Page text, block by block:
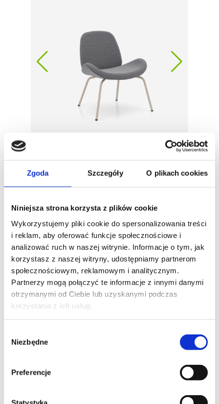
Zgoda Szczegóły O plikach cookies
Niniejsza strona korzysta z plików cookie
Wykorzystujemy pliki cookie do spersonalizowania treści
i reklam, aby oferować funkcje społecznościowe i
analizować ruch w naszej witrynie. Informacje o tym, jak
korzystasz z naszej witryny, udostępniamy partnerom
społecznościowym, reklamowym i analitycznym.
Partnerzy mogą połączyć te informacje z innymi danymi
otrzymanymi od Ciebie lub uzyskanymi podczas
korzystania z ich usług.
zgody
Niezbędne
Preferencje